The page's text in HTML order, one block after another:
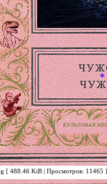
[ 488.46 KiB | Просмотров: 11465 ]